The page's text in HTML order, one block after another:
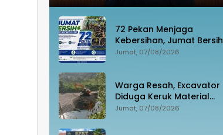
72 Pekan Menjaga
Kebersihan, Jumat Bersih
Jadi Gerakan Nyata
Jumat, 07/08/2026
Warga Resah, Excavator
Diduga Keruk Material
Sungai Dekat Jembatan
Jumat, 07/08/2026